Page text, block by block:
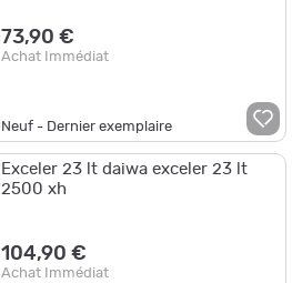
73,90 €
Achat Immédiat
Neuf - Dernier exemplaire
Exceler 23 lt daiwa exceler 23 lt
2500 xh
104,90 €
Achat Immédiat